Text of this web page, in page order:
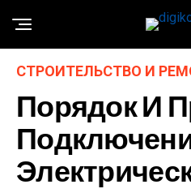
СТРОИТЕЛЬСТВО И
Порядок И